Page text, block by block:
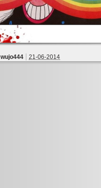
wujo444 21-06-2014